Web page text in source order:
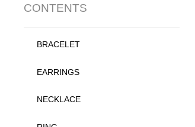
CONTENTS
BRACELET
EARRINGS
NECKLACE